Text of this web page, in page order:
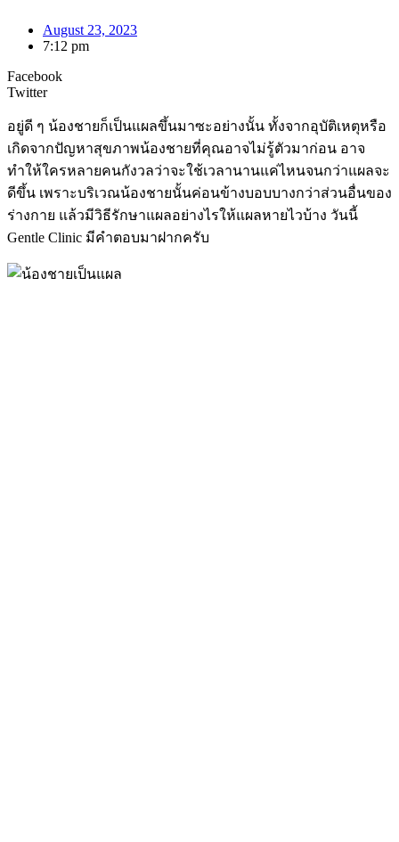
August 23, 2023
7:12 pm
Facebook
Twitter
อยู่ดี ๆ น้องชายก็เป็นแผลขึ้นมาซะอย่างนั้น ทั้งจากอุบัติเหตุหรือ
เกิดจากปัญหาสุขภาพน้องชายที่คุณอาจไม่รู้ตัวมาก่อน อาจ
ทำให้ใครหลายคนกังวลว่าจะใช้เวลานานแค่ไหนจนกว่าแผลจะ
ดีขึ้น เพราะบริเวณน้องชายนั้นค่อนข้างบอบบางกว่าส่วนอื่นของ
ร่างกาย แล้วมีวิธีรักษาแผลอย่างไรให้แผลหายไวบ้าง วันนี้
Gentle Clinic มีคำตอบมาฝากครับ